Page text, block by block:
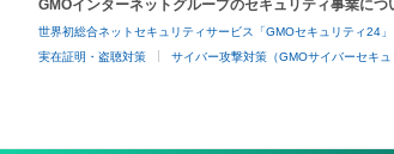
GMOインターネットグループのセキュリティ事業につ
世界初総合ネットセキュリティサービス「GMOセキュリティ24」
実在証明・盗聴対策 サイバー攻撃対策（GMOサイバーセキュ